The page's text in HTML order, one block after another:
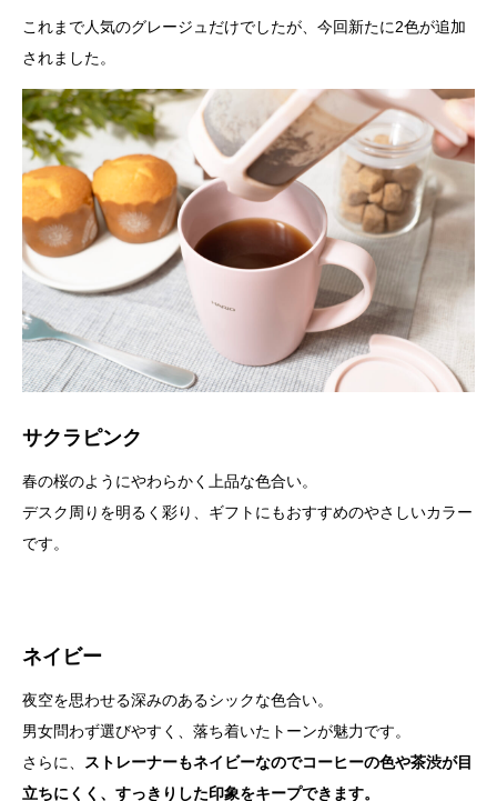
これまで人気のグレージュだけでしたが、今回新たに2色が追加
されました。
サクラピンク
春の桜のようにやわらかく上品な色合い。
デスク周りを明るく彩り、ギフトにもおすすめのやさしいカラー
です。
ネイビー
夜空を思わせる深みのあるシックな色合い。
男女問わず選びやすく、落ち着いたトーンが魅力です。
さらに、 ストレーナーもネイビーなのでコーヒーの色や茶渋が目
立ちにくく、すっきりした印象をキープできます。